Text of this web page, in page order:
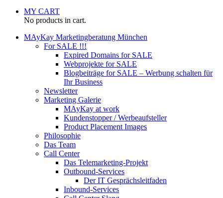
MY CART
No products in cart.
MAyKay Marketingberatung München
For SALE !!!
Expired Domains for SALE
Webprojekte for SALE
Blogbeiträge for SALE – Werbung schalten für
Ihr Business
Newsletter
Marketing Galerie
MAyKay at work
Kundenstopper / Werbeaufsteller
Product Placement Images
Philosophie
Das Team
Call Center
Das Telemarketing-Projekt
Outbound-Services
Der IT Gesprächsleitfaden
Inbound-Services